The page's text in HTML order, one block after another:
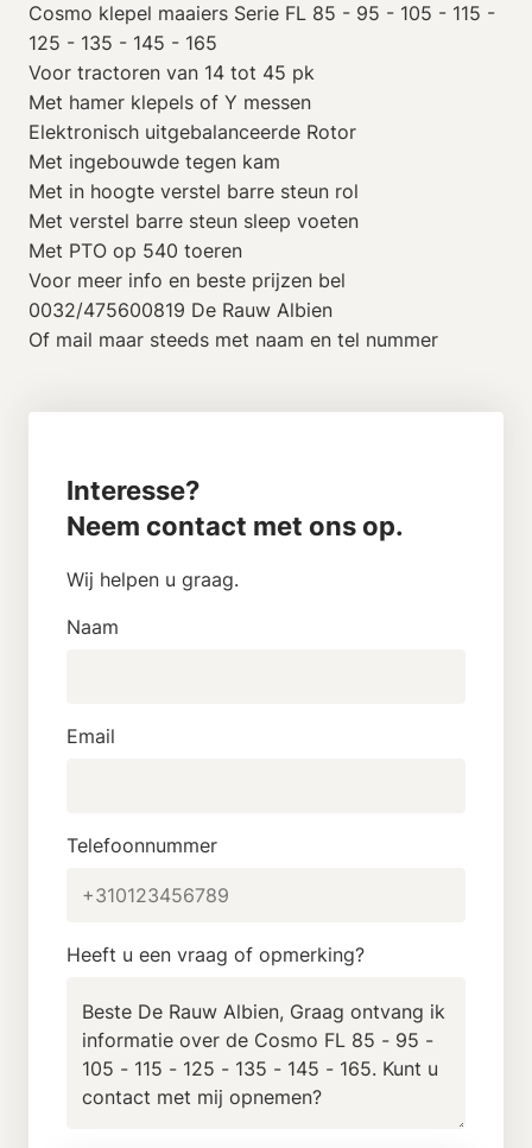
Cosmo klepel maaiers Serie FL 85 - 95 - 105 - 115 -
125 - 135 - 145 - 165
Voor tractoren van 14 tot 45 pk
Met hamer klepels of Y messen
Elektronisch uitgebalanceerde Rotor
Met ingebouwde tegen kam
Met in hoogte verstel barre steun rol
Met verstel barre steun sleep voeten
Met PTO op 540 toeren
Voor meer info en beste prijzen bel
0032/475600819 De Rauw Albien
Of mail maar steeds met naam en tel nummer
Interesse?
Neem contact met ons op.
Wij helpen u graag.
Naam
Email
Telefoonnummer
Heeft u een vraag of opmerking?